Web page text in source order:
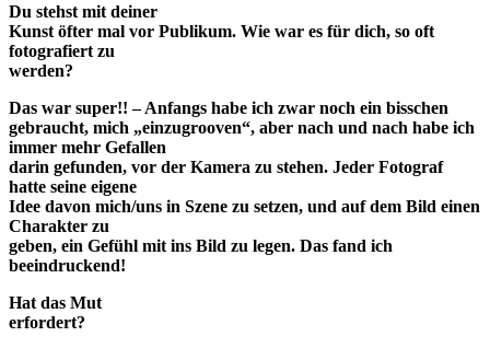
Du stehst mit deiner
Kunst öfter mal vor Publikum. Wie war es für dich, so oft
fotografiert zu
werden?
Das war super!! – Anfangs habe ich zwar noch ein bisschen
gebraucht, mich „einzugrooven“, aber nach und nach habe ich
immer mehr Gefallen
darin gefunden, vor der Kamera zu stehen. Jeder Fotograf
hatte seine eigene
Idee davon mich/uns in Szene zu setzen, und auf dem Bild einen
Charakter zu
geben, ein Gefühl mit ins Bild zu legen. Das fand ich
beeindruckend!
Hat das Mut
erfordert?